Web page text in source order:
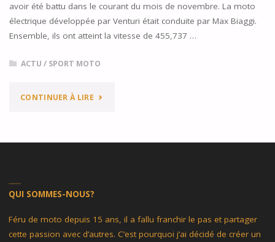
avoir été battu dans le courant du mois de novembre. La moto
électrique développée par Venturi était conduite par Max Biaggi.
Ensemble, ils ont atteint la vitesse de 455,737 …
ACTU / SPORT MOTO
CONTINUER À LIRE"RECORD
MONDE
LA
VOXAN
QUI SOMMES-NOUS?
Féru de moto depuis 15 ans, il a fallu franchir le pas et partager
cette passion avec d’autres. C’est pourquoi j’ai décidé de créer un